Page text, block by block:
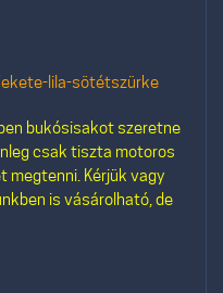
fekete-lila-sötétszürke
bukósisakot szeretne
csak tiszta motoros
megtenni. Kérjük vagy
is vásárolható, de